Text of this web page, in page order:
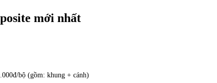
mới nhất
bộ (gồm: khung + cánh)